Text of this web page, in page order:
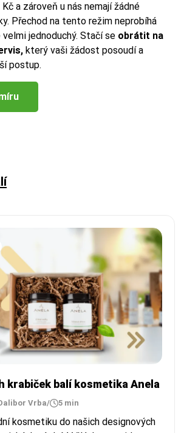
a zároveň u nás nemají žádné
Přechod na tento režim neprobíhá
jednoduchý. Stačí se obrátit na
který vaši žádost posoudí a
postup.
krabiček balí kosmetika Anela
Vrba/ 5 min
kosmetiku do našich designových